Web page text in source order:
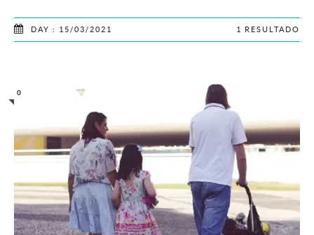
DAY : 15/03/2021 1 RESULTADO
0